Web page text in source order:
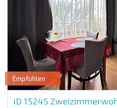
Empfohlen
ID 15245